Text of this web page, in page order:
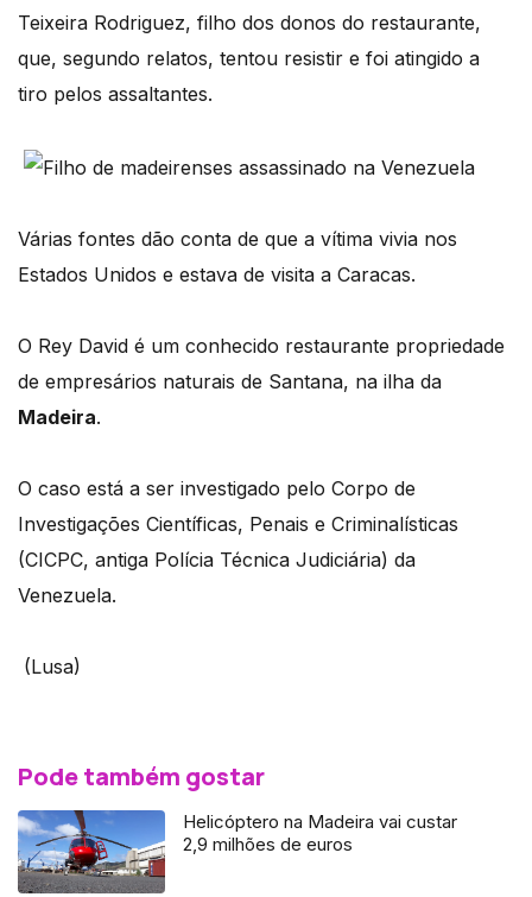
Teixeira Rodriguez, filho dos donos do restaurante,
que, segundo relatos, tentou resistir e foi atingido a
tiro pelos assaltantes.
Várias fontes dão conta de que a vítima vivia nos
Estados Unidos e estava de visita a Caracas.
O Rey David é um conhecido restaurante propriedade
de empresários naturais de Santana, na ilha da
Madeira.
O caso está a ser investigado pelo Corpo de
Investigações Científicas, Penais e Criminalísticas
(CICPC, antiga Polícia Técnica Judiciária) da
Venezuela.
(Lusa)
Pode também gostar
Helicóptero na Madeira vai custar
2,9 milhões de euros